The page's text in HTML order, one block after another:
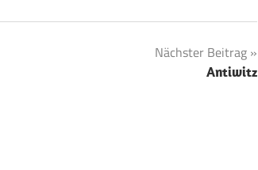
Nächster Beitrag
Antiwitz